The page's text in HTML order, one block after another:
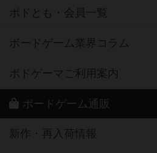
ボドとも・会員一覧
ボードゲーム業界コラム
ボドゲーマご利用案内
ボードゲーム通販
新作・再入荷情報